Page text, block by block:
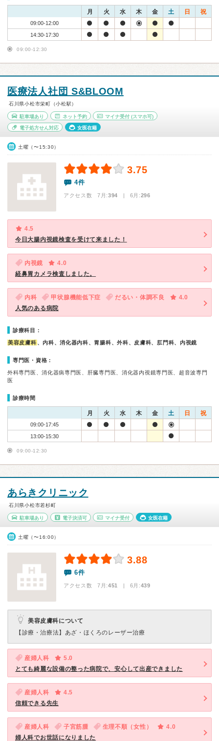
月 火 水 木 金 土 日 祝
09:00-12:00
14:30-17:30
09:00-12:30
医療法人社団 S&BLOOM
石川県小松市栄町（小松駅）
駐車場あり ネット予約 マイナ受付 (スマホ可)
電子処方せん対応 女医在籍
土曜（〜15:30）
3.75
4件
アクセス数 7月:394 | 6月:296
4.5
今日大腸内視鏡検査を受けて来ました！
内視鏡
4.0
経鼻胃カメラ検査しました。
内科 甲状腺機能低下症 だるい・体調不良
4.0
人気のある病院
診療科目：
美容皮膚科 、内科、消化器内科、胃腸科、外科、皮膚科、肛門科、内視鏡
専門医・資格：
外科専門医、消化器病専門医、肝臓専門医、消化器内視鏡専門医、超音波専門
医
診療時間
月 火 水 木 金 土 日 祝
09:00-17:45
13:00-15:30
09:00-12:30
あらきクリニック
石川県小松市若杉町
駐車場あり 電子決済可 マイナ受付 女医在籍
土曜（〜16:00）
3.88
6件
アクセス数 7月:451 | 6月:439
美容皮膚科について
【診療・治療法】 あざ・ほくろのレーザー治療
産婦人科
5.0
とても綺麗な設備の整った病院で、安心して出産できました
産婦人科
4.5
信頼できる先生
産婦人科 子宮筋腫 生理不順（女性）
4.0
婦人科でお世話になりました